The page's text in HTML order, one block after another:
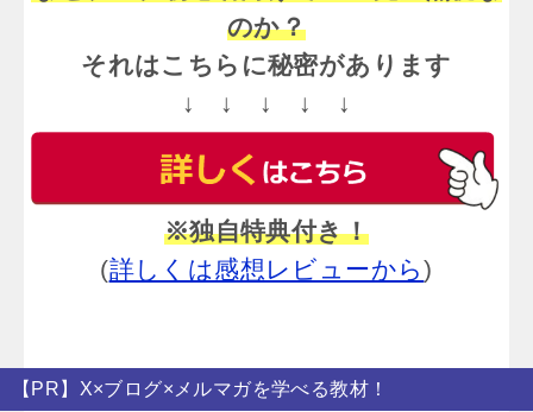
のか？
それはこちらに秘密があります
↓ ↓ ↓ ↓ ↓
※独自特典付き！
(詳しくは感想レビューから)
【PR】X×ブログ×メルマガを学べる教材！